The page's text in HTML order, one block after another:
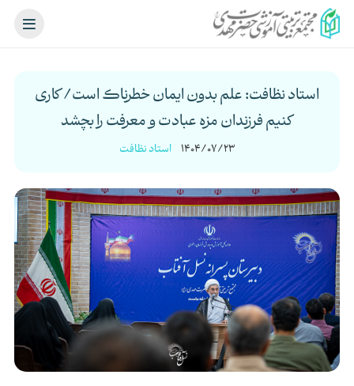
استاد نظافت: علم بدون ایمان خطرناک است/ کاری
کنیم فرزندان مزه عبادت و معرفت را بچشد
1404/07/23 استاد نظافت